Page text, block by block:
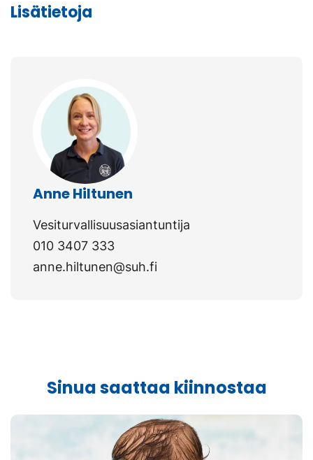
Lisätietoja
Anne Hiltunen
Vesiturvallisuusasiantuntija
010 3407 333
anne.hiltunen@suh.fi
Sinua saattaa kiinnostaa